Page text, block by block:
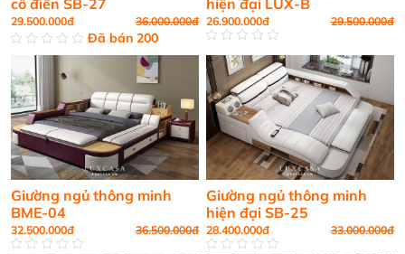
29.500.000đ 36.000.000đ
Đã bán 200
26.900.000đ 29.500.000đ
Giường ngủ thông minh
BME-04
32.500.000đ 36.500.000đ
Giường ngủ thông minh
hiện đại SB-25
28.400.000đ 33.000.000đ